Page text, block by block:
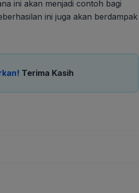
ini akan menjadi contoh bagi
ini juga akan berdampak
Terima Kasih